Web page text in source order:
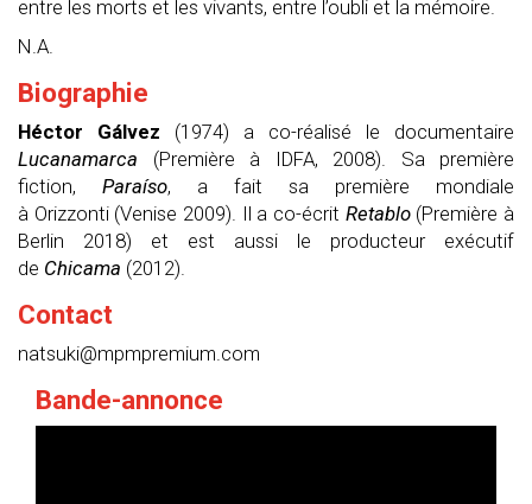
entre les morts et les vivants, entre l’oubli et la mémoire.
N.A.
Biographie
Héctor Gálvez (1974) a co-réalisé le documentaire
Lucanamarca (Première à IDFA, 2008). Sa première
fiction,
Paraíso, a fait sa première mondiale
à Orizzonti(Venise 2009). Il a co-écrit Retablo(Première à
Berlin 2018) et est aussi le producteur exécutif
de Chicama (2012)
Contact
natsuki@mpmpremium com
Bande-annonce